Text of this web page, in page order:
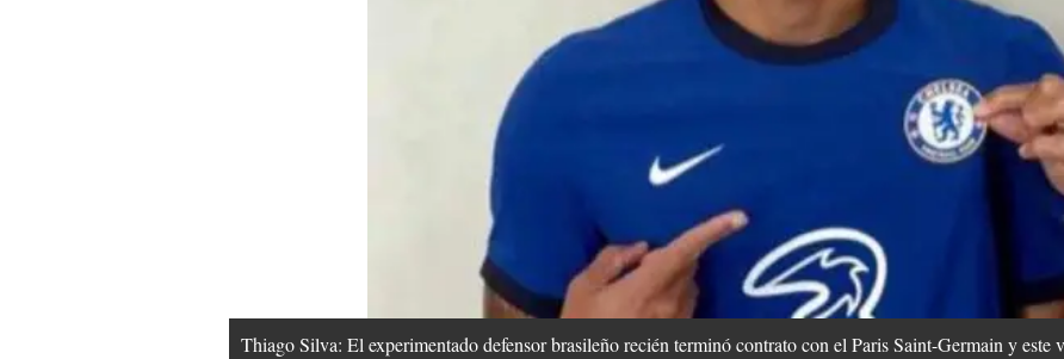
Thiago Silva: El experimentado defensor brasileño recién terminó contrato con el Paris Saint-Germain y este